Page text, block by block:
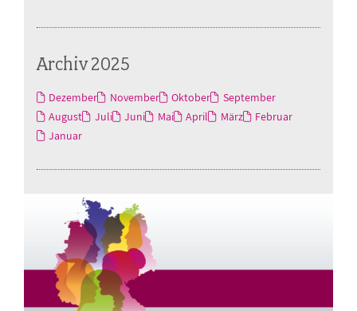
Archiv 2025
Dezember November Oktober
September
August
Juli Juni Mai April März
Februar
Januar